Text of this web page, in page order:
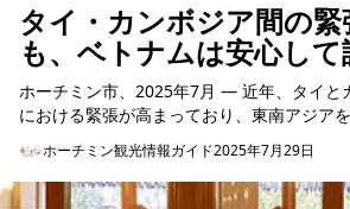
タイ・カンボジア間の
も、ベトナムは安心して
ができる旅行先です
ホーチミン市、2025年7月 — 近年、タイと
における緊張が高まっており、東南アジア
は安全性に対する不安の声が聞かれます。
るベトナムは...
ホーチミン観光情報ガイド2025年7月29日